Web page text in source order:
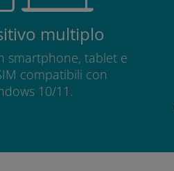
multiplo
smartphone, tablet e
compatibili con
10/11.